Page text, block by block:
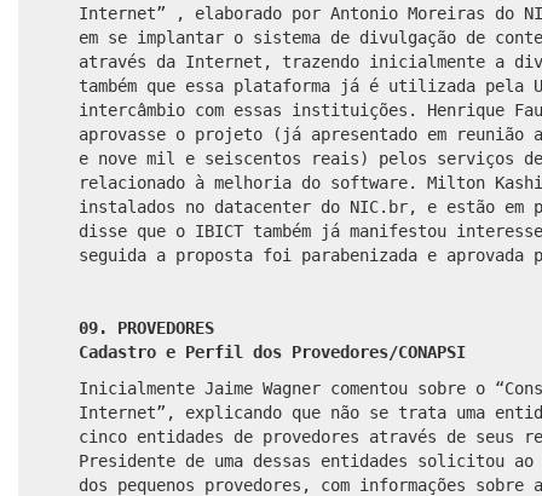
Internet” , elaborado por Antonio Moreiras do
em se implantar o sistema de divulgação de
através da Internet, trazendo inicialmente a
também que essa plataforma já é utilizada pela
intercâmbio com essas instituições. Henrique
aprovasse o projeto (já apresentado em
e nove mil e seiscentos reais) pelos serviços de
relacionado à melhoria do software. Milton
instalados no datacenter do NIC.br, e estão em
disse que o IBICT também já manifestou
seguida a proposta foi parabenizada e aprovada
09. PROVEDORES
Cadastro e Perfil dos Provedores/CONAPSI
Inicialmente Jaime Wagner comentou sobre o
Internet”, explicando que não se trata uma
cinco entidades de provedores através de seus
Presidente de uma dessas entidades solicitou
dos pequenos provedores, com informações